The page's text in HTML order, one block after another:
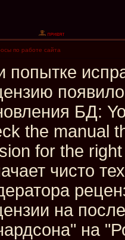
по работе сайта
попытке
БД:
the manual
for the
чисто
на
на